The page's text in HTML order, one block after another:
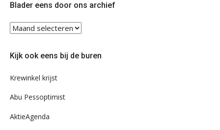
Blader eens door ons archief
Blader
eens
ons
Kijk ook eens bij de buren
Krewinkel krijst
Abu Pessoptimist
AktieAgenda